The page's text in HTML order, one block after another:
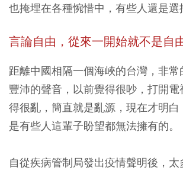
也掩埋在各種惋惜中，有些人還是選
言論自由，從來一開始就不是自
距離中國相隔一個海峽的台灣，非
豐沛的聲音，以前覺得很吵，打開
得很亂，簡直就是亂源，現在才明白
是有些人這輩子盼望都無法擁有的。
自從疾病管制局發出疫情聲明後，太